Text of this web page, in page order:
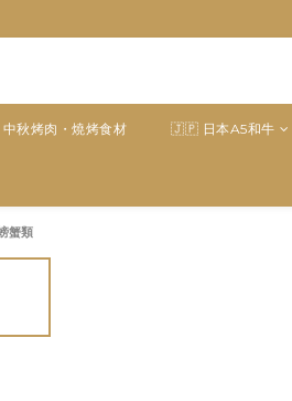
中秋烤肉・燒烤食材 🇯🇵 日本A5和牛
蟹類